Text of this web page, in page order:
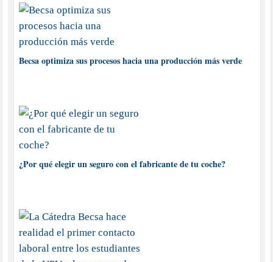
Becsa optimiza sus procesos hacia una producción más verde
¿Por qué elegir un seguro con el fabricante de tu coche?